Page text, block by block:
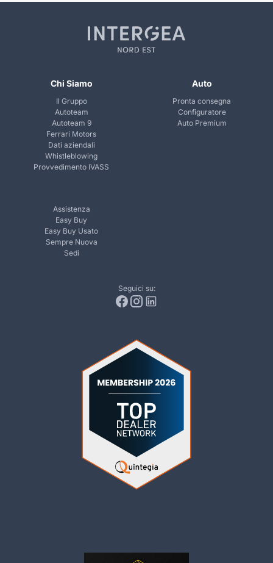
Chi Siamo
Il Gruppo
Autoteam
Autoteam 9
Ferrari Motors
Dati aziendali
Whistleblowing
Provvedimento IVASS
Auto
Pronta consegna
Configuratore
Auto Premium
Assistenza
Easy Buy
Easy Buy Usato
Sempre Nuova
Sedi
Seguici su: